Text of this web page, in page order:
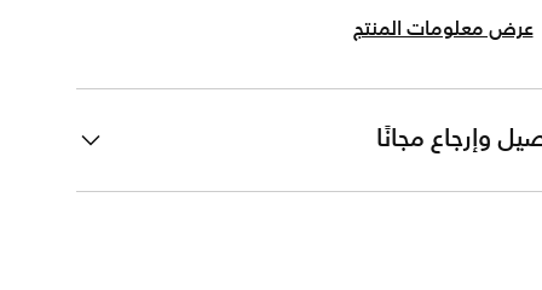
عرض معلومات المنتج
وإرجاع مجانًا